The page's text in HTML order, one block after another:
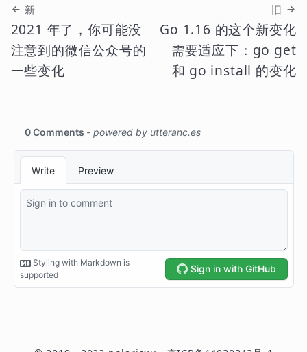
新
2021 年了，你可能没
注意到的微信公众号的
一些变化
旧
Go 1.16 的这个新变化
需要适应下：go get
和 go install 的变化